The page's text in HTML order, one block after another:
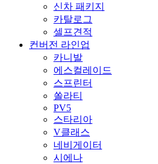
신차 패키지
카탈로그
셀프견적
컨버전 라인업
카니발
에스컬레이드
스프린터
쏠라티
PV5
스타리아
V클래스
네비게이터
시에나